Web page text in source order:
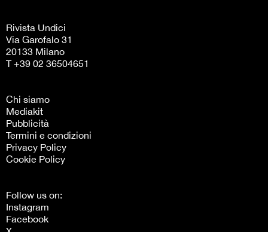
Rivista Undici
Via Garofalo 31
20133 Milano
T +39 02 36504651
Chi siamo
Mediakit
Pubblicità
Termini e condizioni
Privacy Policy
Cookie Policy
Follow us on:
Instagram
Facebook